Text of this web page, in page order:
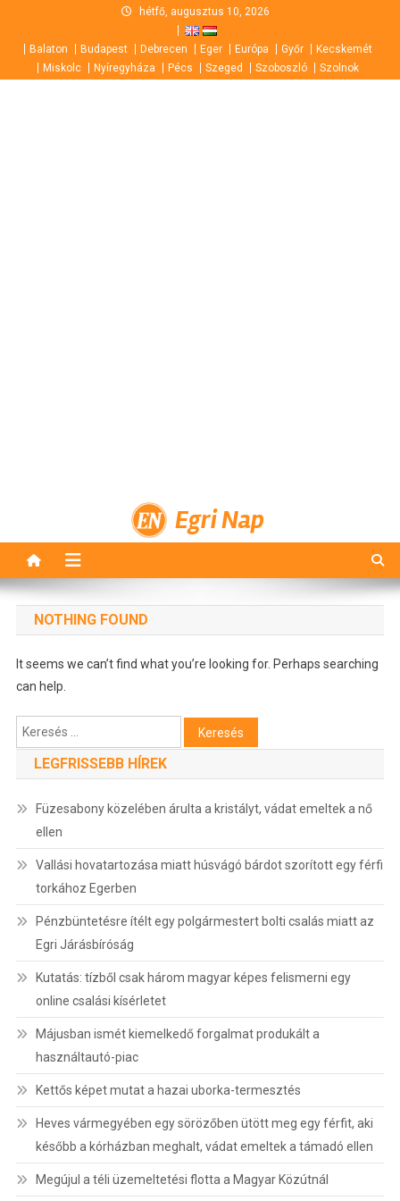
content
hétfő, augusztus 10, 2026
Balaton Budapest Debrecen Eger Európa Győr
Kecskemét
Miskolc
Nyíregyháza Pécs Szeged Szoboszló Szolnok
Egri Nap
NOTHING FOUND
It seems we can’t find what you’re looking for. Perhaps searching
can help.
Keresés:
LEGFRISSEBB HÍREK
Füzesabony közelében árulta a kristályt, vádat emeltek a nő
ellen
Vallási hovatartozása miatt húsvágó bárdot szorított egy férfi
torkához Egerben
Pénzbüntetésre ítélt egy polgármestert bolti csalás miatt az
Egri Járásbíróság
Kutatás: tízből csak három magyar képes felismerni egy
online csalási kísérletet
Májusban ismét kiemelkedő forgalmat produkált a
használtautó-piac
Kettős képet mutat a hazai uborka-termesztés
Heves vármegyében egy sörözőben ütött meg egy férfit, aki
később a kórházban meghalt, vádat emeltek a támadó ellen
Megújul a téli üzemeltetési flotta a Magyar Közútnál